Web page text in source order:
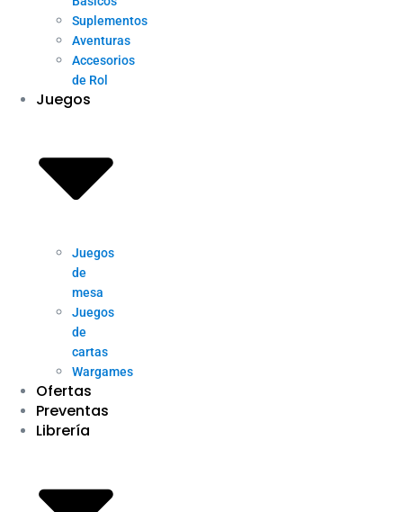
Suplementos
Aventuras
Accesorios
de Rol
Juegos
Juegos
de
mesa
Juegos
de
cartas
Wargames
Ofertas
Preventas
Librería